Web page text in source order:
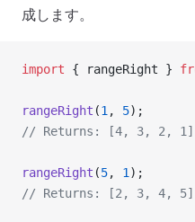
成します。
import { rangeRight }
rangeRight (1 , 5);
// Returns: [4, 3, 2, 1]
rangeRight (5, 1 );
// Returns: [2, 3, 4, 5] (